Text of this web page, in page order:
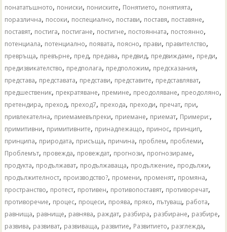
понататъшното, пониски, пониските, Понятието, понятията,
поразлична, посоки, поспециално, постави, поставя, поставяне,
поставят, постига, постигане, постигне, постоянната, постоянно,
потенциала, потенциално, появата, поясно, прави, правителство,
превръща, превърне, пред, предава, предвид, предвиждаме, преди,
предизвикателство, предполага, предположим, предсказания,
представа, представата, представи, представите, представляват,
предшественик, прекратяване, премине, преодоляване, преодоляно,
претендира, преход, преход7, прехода, преходи, пречат, при,
привлекателна, приемамевъпреки, приемане, приемат, Примери:,
примитивни, примитивните, принадлежащо, принос, принцип,
принципа, природата, присъща, причина, проблем, проблеми,
Проблемът, провежда, провеждат, прогнози, прогнозираме,
продукта, продължават, продължаваща, продължение, продължи,
продължителност, производство?, промени, променят, промяна,
пространство, протест, противен, противопоставят, противоречат,
противоречие, процес, процеси, проява, пряко, пътуващ, работа,
равнища, равнище, равнява, раждат, разбира, разбиране, разбире,
развива, развиват, развиваща, развитие, Развитието, разглежда,